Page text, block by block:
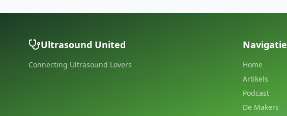
Ultrasound United
Connecting Ultrasound Lovers
Navigatie
Home
Artikels
Podcast
De Makers